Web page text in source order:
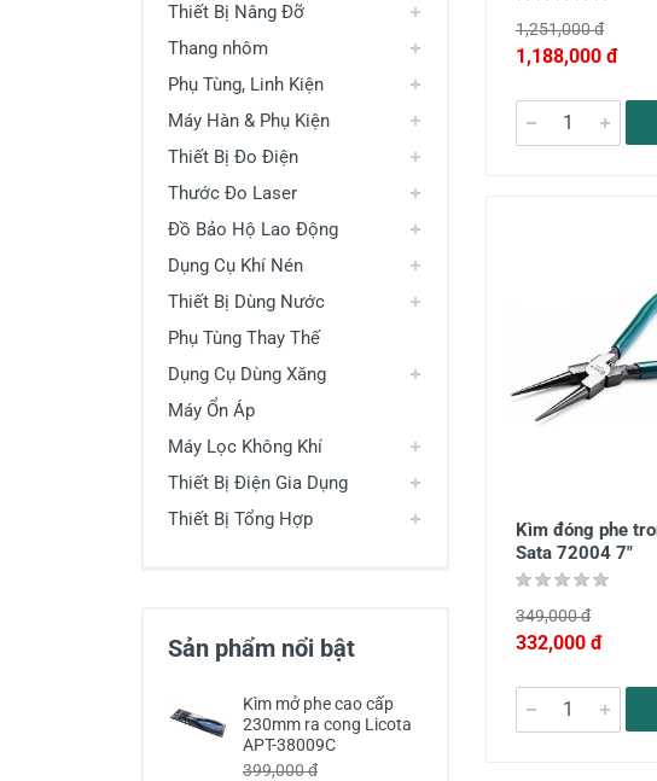
Thiết Bị Nâng Đỡ
Thang nhôm
Phụ Tùng, Linh Kiện
Máy Hàn & Phụ Kiện
Thiết Bị Đo Điện
Thước Đo Laser
Đồ Bảo Hộ Lao Động
Dụng Cụ Khí Nén
Thiết Bị Dùng Nước
Phụ Tùng Thay Thế
Dụng Cụ Dùng Xăng
Máy Ổn Áp
Máy Lọc Không Khí
Thiết Bị Điện Gia Dụng
Thiết Bị Tổng Hợp
Sản phẩm nổi bật
Kìm mở phe cao cấp
230mm ra cong Licota
APT-38009C
399,000 đ
1,251,000 đ
1,188,000 đ
Kìm đóng phe
Sata 72004 7"
349,000 đ
332,000 đ